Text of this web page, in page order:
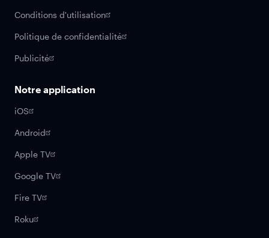
Conditions d'utilisation
Politique de confidentialité
Publicité
Notre application
iOS
Android
Apple TV
Google TV
Fire TV
Roku